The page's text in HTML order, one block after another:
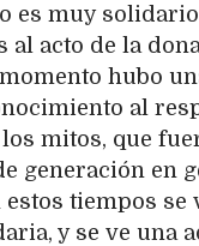
es muy
al acto de la
hubo
al
mitos, que
generación en
estos tiempos se
y se ve una